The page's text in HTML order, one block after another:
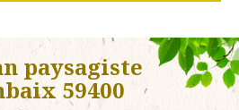
paysagiste
59400